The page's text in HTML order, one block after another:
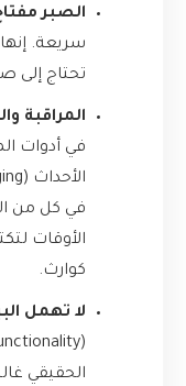
الصبر
تحتاج إلى
المراقبة
في كل من
الأوقات
كوارث.
لا تهمل
الحقيقي